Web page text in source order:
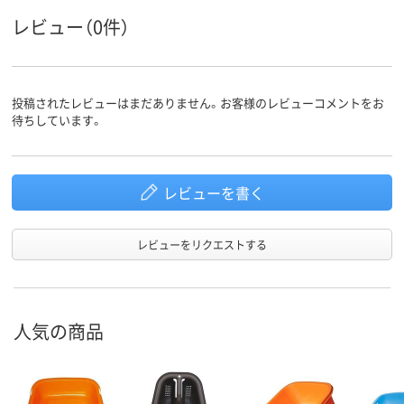
レビュー（0件）
投稿されたレビューはまだありません。お客様のレビューコメントをお
待ちしています。
レビューを書く
レビューをリクエストする
人気の商品